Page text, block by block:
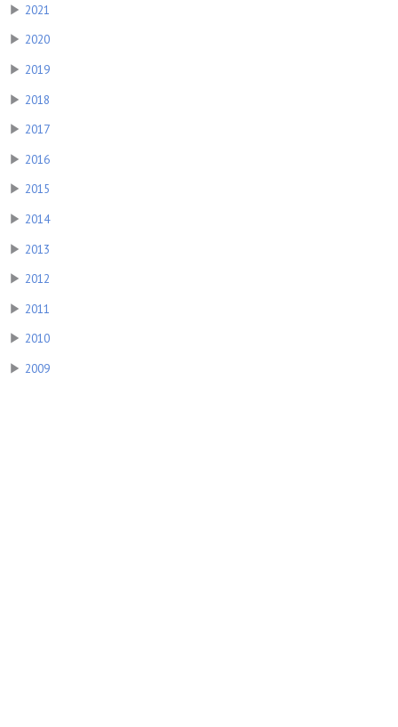
▶ 2021
▶ 2020
▶ 2019
▶ 2018
▶ 2017
▶ 2016
▶ 2015
▶ 2014
▶ 2013
▶ 2012
▶ 2011
▶ 2010
▶ 2009